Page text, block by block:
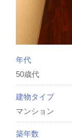
年代
50歳代
建物タイプ
マンション
築年数